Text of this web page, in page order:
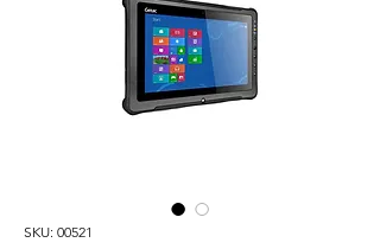
SKU: 00521